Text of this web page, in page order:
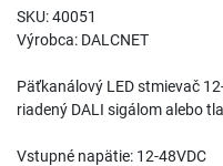
SKU: 40051
Výrobca: DALCNET
Päťkanálový LED stmievač
riadený DALI sigálom alebo
Vstupné napätie: 12-48VDC